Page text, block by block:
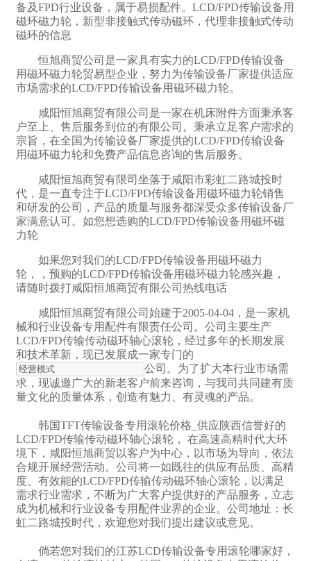
备及FPD行业设备，属于易损配件。LCD/FPD传输设备用
磁环磁力轮，新型非接触式传动磁环，代理非接触式传动
磁环的信息
恒旭商贸公司是一家具有实力的LCD/FPD传输设备
用磁环磁力轮贸易型企业，努力为传输设备厂家提供适应
市场需求的LCD/FPD传输设备用磁环磁力轮。
咸阳恒旭商贸有限公司是一家在机床附件方面秉承客
户至上、售后服务到位的有限公司。秉承立足客户需求的
宗旨，在全国为传输设备厂家提供的LCD/FPD传输设备
用磁环磁力轮和免费产品信息咨询的售后服务。
咸阳恒旭商贸有限司坐落于咸阳市彩虹二路城投时
代，是一直专注于LCD/FPD传输设备用磁环磁力轮销售
和研发的公司，产品的质量与服务都深受众多传输设备厂
家满意认可。如您想选购的LCD/FPD传输设备用磁环磁
力轮
如果您对我们的LCD/FPD传输设备用磁环磁力
轮，，预购的LCD/FPD传输设备用磁环磁力轮感兴趣，
请随时拨打咸阳恒旭商贸有限公司热线电话
咸阳恒旭商贸有限公司始建于2005-04-04，是一家机
械和行业设备专用配件有限责任公司。公司主要生产
LCD/FPD传输传动磁环轴心滚轮，经过多年的长期发展
和技术革新，现已发展成一家专门的
公司。为了扩大本行业市场需
求，现诚邀广大的新老客户前来咨询，与我司共同建有质
量文化的质量体系，创造有魅力、有灵魂的产品。
韩国TFT传输设备专用滚轮价格_供应陕西信誉好的
LCD/FPD传输传动磁环轴心滚轮， 在高速高精时代大环
境下，咸阳恒旭商贸以客户为中心，以市场为导向，依法
合规开展经营活动。公司将一如既往的供应有品质、高精
度、有效能的LCD/FPD传输传动磁环轴心滚轮，以满足
需求行业需求，不断为广大客户提供好的产品服务，立志
成为机械和行业设备专用配件业界的企业。公司地址：长
虹二路城投时代，欢迎您对我们提出建议或意见。
倘若您对我们的江苏LCD传输设备专用滚轮哪家好，